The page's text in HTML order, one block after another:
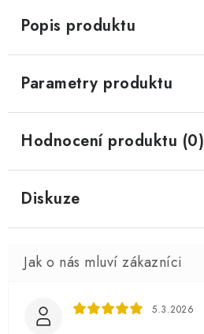
Popis produktu
Parametry produktu
Hodnocení produktu (0)
Diskuze
5.3.2026